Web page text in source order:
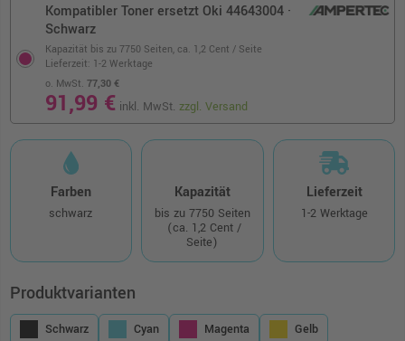
Kompatibler Toner ersetzt Oki 44643004 ·
Schwarz
Kapazität bis zu 7750 Seiten, ca. 1,2 Cent / Seite
o. MwSt.77,30 €
91,99 € inkl. MwSt.zzgl. Versand
Lieferzeit: 1-2 Werktage
Farben
schwarz
Kapazität
bis zu 7750 Seiten
(ca. 1,2 Cent /
Seite)
Lieferzeit
1-2 Werktage
Produktvarianten
Schwarz Cyan Magenta
Gelb